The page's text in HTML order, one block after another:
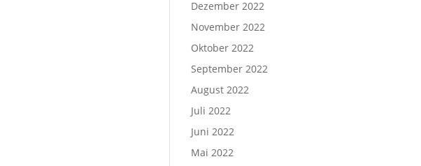
Dezember 2022
November 2022
Oktober 2022
September 2022
August 2022
Juli 2022
Juni 2022
Mai 2022